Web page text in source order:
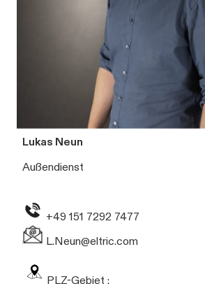
Lukas Neun
Außendienst
+49 151 7292 7477
L.Neun@eltric.com
PLZ-Gebiet :